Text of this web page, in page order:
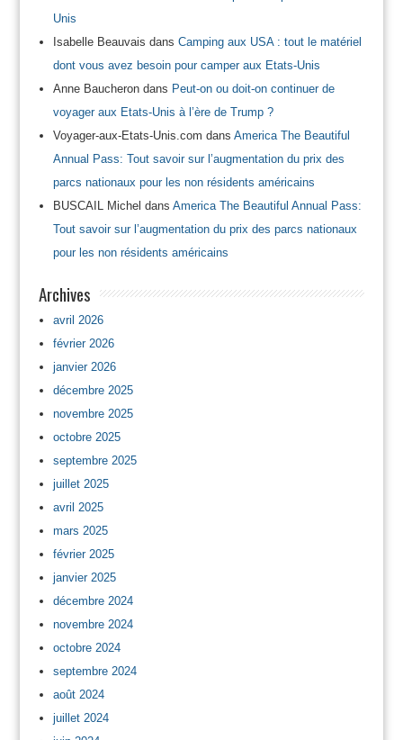
Unis
Isabelle Beauvais dans Camping aux USA : tout le matériel
dont vous avez besoin pour camper aux Etats-Unis
Anne Baucherondans Peut-on ou doit-on continuer de
voyager aux Etats-Unis à l’ère de Trump ?
Voyager-aux-Etats-Unis.com dans America The Beautiful
Annual Pass: Tout savoir sur l’augmentation du prix des
parcs nationaux pour les non résidents américains
BUSCAIL Michel dans America The Beautiful Annual Pass:
Tout savoir sur l’augmentation du prix des parcs nationaux
pour les non résidents américains
Archives
avril 2026
février 2026
janvier 2026
décembre 2025
novembre 2025
octobre 2025
septembre 2025
juillet 2025
avril 2025
mars 2025
février 2025
janvier 2025
décembre 2024
novembre 2024
octobre 2024
septembre 2024
août 2024
juillet 2024